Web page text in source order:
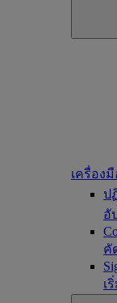
เครื่อง
ป
อั
คั
เ